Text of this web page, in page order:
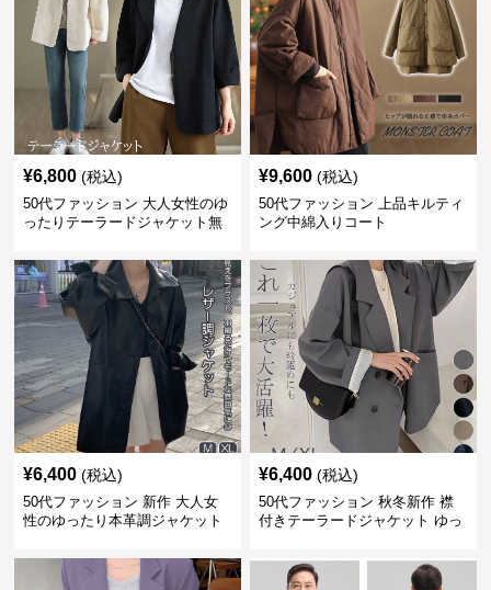
¥6,800 (税込)
50代ファッション 大人女性のゆ
ったりテーラードジャケット無
¥9,600 (税込)
50代ファッション 上品キルティ
ング中綿入りコート
¥6,400 (税込)
50代ファッション 新作 大人女
性のゆったり本革調ジャケット
¥6,400 (税込)
50代ファッション 秋冬新作 襟
付きテーラードジャケット ゆっ